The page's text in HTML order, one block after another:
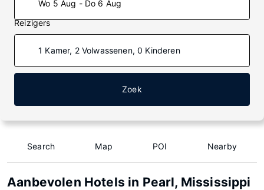
Wo 5 Aug - Do 6 Aug
Reizigers
1 Kamer, 2 Volwassenen, 0 Kinderen
Zoek
Search Map POI Nearby
Aanbevolen Hotels in Pearl, Mississippi